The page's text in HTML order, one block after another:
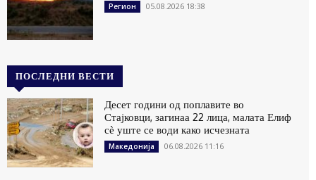
Регион 05.08.2026 18:38
ПОСЛЕДНИ ВЕСТИ
Десет години од поплавите во
Стајковци, загинаа 22 лица, малата Елиф
сѐ уште се води како исчезната
Македонија 06.08.2026 11:16